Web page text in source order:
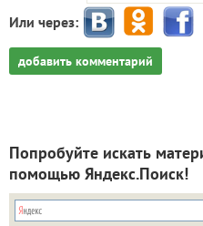
Или через:
добавить комментарий
Попробуйте искать
помощью Яндекс.Поиск!